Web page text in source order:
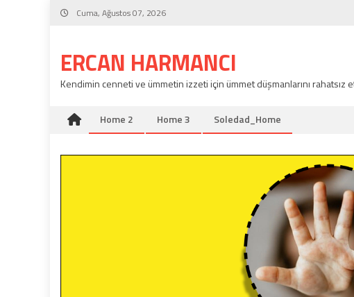
Skip
Cuma, Ağustos 07, 2026
ERCAN HARMANCI
Kendimin cenneti ve ümmetin izzeti için ümmet düşmanlarını rahatsız
Home 2 Home 3 Soledad_Home